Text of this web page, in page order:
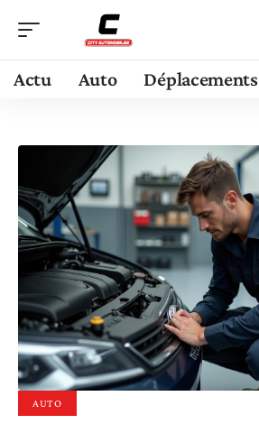
Actu Auto Déplacements
AUTO